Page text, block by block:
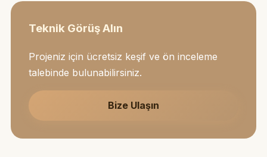
Teknik Görüş Alın
Projeniz için ücretsiz keşif ve ön inceleme
talebinde bulunabilirsiniz.
Bize Ulaşın